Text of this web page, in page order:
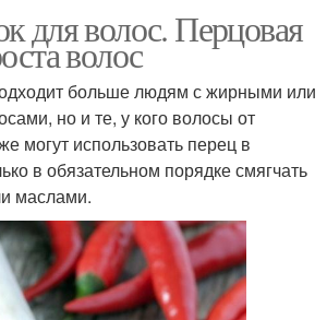
для волос. Перцовая
волос
больше людям с жирными или
но и те, у кого волосы от
могут использовать перец в
в обязательном порядке смягчать
маслами.